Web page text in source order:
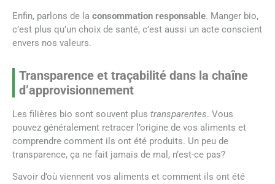
Enfin, parlons de la consommation responsable. Manger bio,
c’est plus qu’un choix de santé, c’est aussi un acte conscient
envers nos valeurs.
Transparence et traçabilité dans la chaîne
d’approvisionnement
Les filières bio sont souvent plus transparentes. Vous
pouvez généralement retracer l’origine de vos aliments et
comprendre comment ils ont été produits. Un peu de
transparence, ça ne fait jamais de mal, n’est-ce pas?
Savoir d’où viennent vos aliments et comment ils ont été